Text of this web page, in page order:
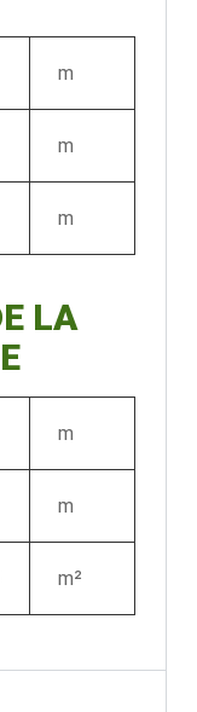
m
m
m
LA
m
m
m²